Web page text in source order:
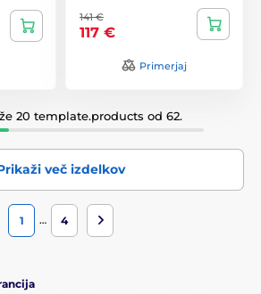
141 €
117 €
Primerjaj
20 template.products od 62.
več izdelkov
1 … 4